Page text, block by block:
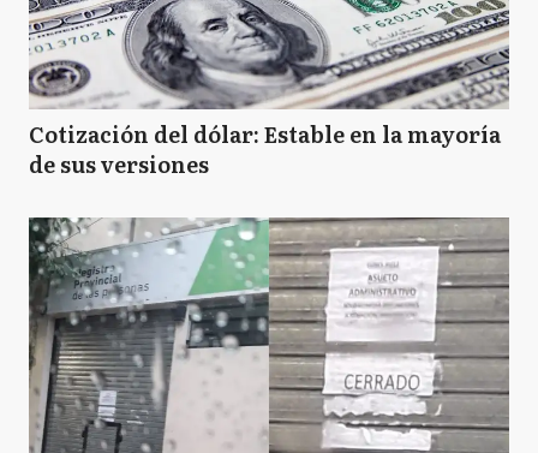
Cotización del dólar: Estable en la mayoría
de sus versiones